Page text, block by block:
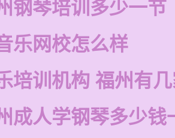
钢琴培训多少一节
乐网校怎么样
培训机构 福州有
成人学钢琴多少钱